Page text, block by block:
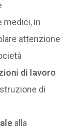
medici, in
attenzione
di lavoro
di
alla